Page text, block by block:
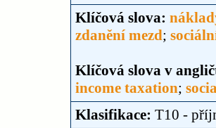
Klíčová slova:
zdanění mezd;
Klíčová slova v
income taxation;
Klasifikace: T10 -